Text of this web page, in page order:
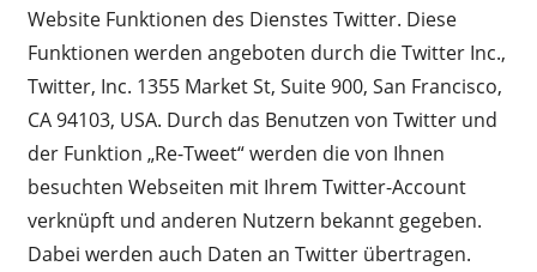
Website Funktionen des Dienstes Twitter. Diese
Funktionen werden angeboten durch die Twitter Inc.,
Twitter, Inc. 1355 Market St, Suite 900, San Francisco,
CA 94103, USA. Durch das Benutzen von Twitter und
der Funktion „Re-Tweet“ werden die von Ihnen
besuchten Webseiten mit Ihrem Twitter-Account
verknüpft und anderen Nutzern bekannt gegeben.
Dabei werden auch Daten an Twitter übertragen.